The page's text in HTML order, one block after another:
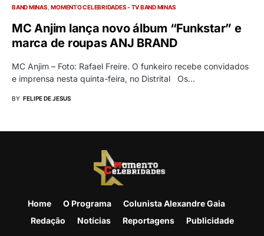
BAND MINAS MOMENTO CELEBRIDADES - TV BAND MINAS
MC Anjim lança novo álbum “Funkstar” e
marca de roupas ANJ BRAND
MC Anjim – Foto: Rafael Freire. O funkeiro recebe convidados
e imprensa nesta quinta-feira, no Distrital Os…
BY FELIPE DE JESUS
Home O Programa
Colunista Alexandre Gaia
Redação
Notícias Reportagens Publicidade